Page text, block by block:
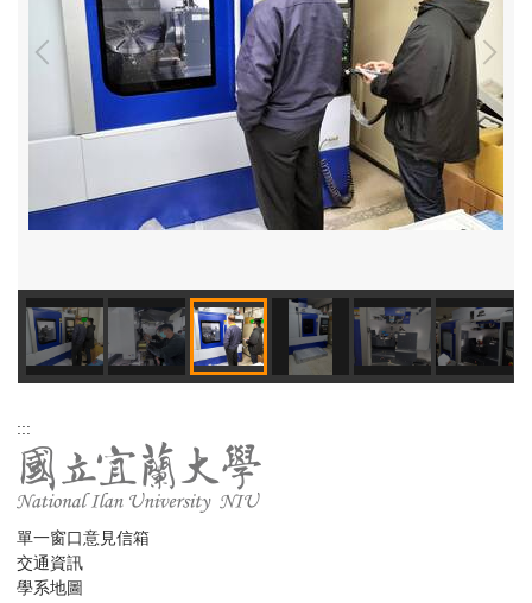
:::
單一窗口意見信箱
交通資訊
學系地圖